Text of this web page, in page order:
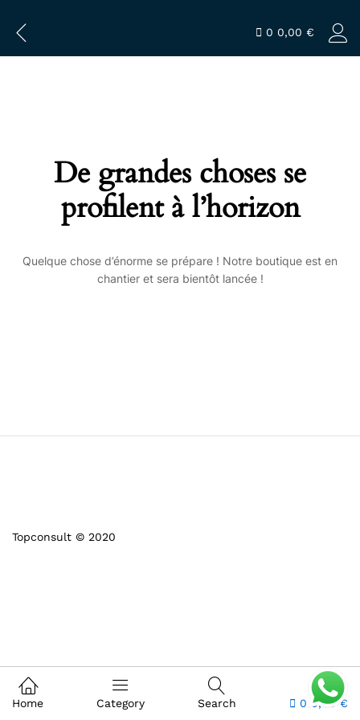
0 0,00 €
De grandes choses se
profilent à l’horizon
Quelque chose d’énorme se prépare ! Notre boutique est en
chantier et sera bientôt lancée !
Topconsult © 2020
Home Category Search 0 0,00€